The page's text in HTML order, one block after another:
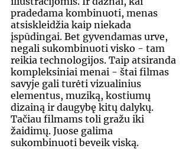
pradedama kombinuoti, menas
atsiskleidžia kaip niekada
įspūdingai. Bet gyvendamas urve,
negali sukombinuoti visko - tam
reikia technologijos. Taip atsiranda
kompleksiniai menai - štai filmas
savyje gali turėti vizualinius
elementus, muziką, kostiumų
dizainą ir daugybę kitų dalykų.
Tačiau filmams toli gražu iki
žaidimų. Juose galima
sukombinuoti beveik viską.